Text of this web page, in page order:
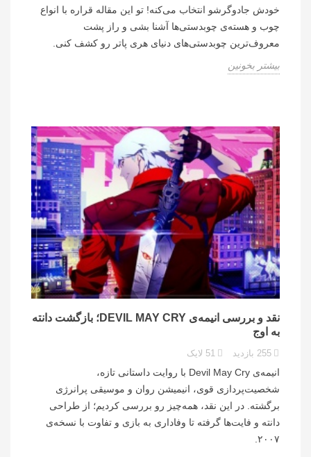
خودش جادوگرشو انتخاب می‌کنه! تو این مقاله قراره با انواع
چوب و هسته‌ی چوبدستی‌ها آشنا بشی و راز پشت
معروف‌ترین چوبدستی‌های دنیای هری پاتر رو کشف کنی.
بیشتر بخونین
نقد و بررسی انیمه‌ی DEVIL MAY CRY؛ بازگشت دانته
به اوج
255 بازدید 51 لایک
انیمه‌ی Devil May Cry با روایت داستانی تازه،
شخصیت‌پردازی قوی، انیمیشن روان و موسیقی پرانرژی
برگشته. در این نقد، همه‌چیز رو بررسی کردیم؛ از طراحی
دانته و فایت‌ها گرفته تا وفاداری به بازی و تفاوت با نسخه‌ی
۲۰۰۷.